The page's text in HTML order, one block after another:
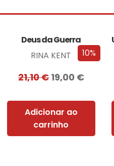
10%
Deus da Guerra
RINA KENT
21,10€ 19,00 €
Adicionar ao
carrinho